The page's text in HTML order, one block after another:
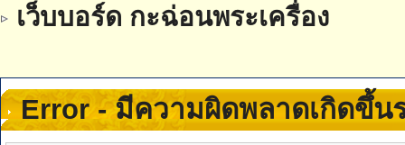
เว็บบอร์ด กะฉ่อนพระเครื่อง
Error - มีความผิดพลาดเกิดขึ้น